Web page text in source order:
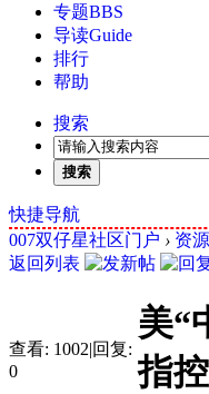
专题BBS
导读Guide
排行
帮助
搜索
搜索
快捷导航
007双仔星社区门户 › 资
返回列表
查看: 1002|回复:
0
美“
指控